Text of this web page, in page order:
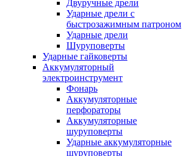
Двуручные дрели
Ударные дрели с
быстрозажимным патроном
Ударные дрели
Шуруповерты
Ударные гайковерты
Аккумуляторный
электроинструмент
Фонарь
Аккумуляторные
перфораторы
Аккумуляторные
шуруповерты
Ударные аккумуляторные
шуруповерты